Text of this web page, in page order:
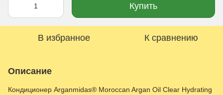
Купить
В избранное К сравнению
Описание
Кондиционер Arganmidas® Moroccan Argan Oil Clear Hydrating